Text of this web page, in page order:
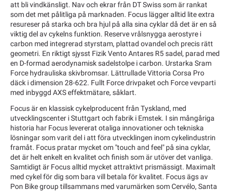
att bli vindkänsligt. Nav och ekrar från DT Swiss som är rankat
som det met pålitliga på marknaden. Focus lägger alltid lite extra
resureser på starka och bra hjul på alla sina cyklar då det är en så
viktig del av cykelns funktion. Reserve vrålsnygga aerostyre i
carbon med integrerad styrstam, plattad ovandel och precis rätt
geometri. En riktigt sjysst Fizik Vento Antares R5 sadel, parad med
en D-formad aerodynamisk sadelstolpe i carbon. Urstarka Sram
Force hydrauliska skivbromsar. Lättrullade Vittoria Corsa Pro
däck i dimension 28-622. Fullt Force drivpaket och Force vevparti
med inbyggd AXS effektmätare, såklart.
Focus är en klassisk cykelproducent från Tyskland, med
utvecklingscenter i Stuttgart och fabrik i Emstek. I sin mångåriga
historia har Focus levererat otaliga innovationer och tekniska
lösningar som varit del i att föra utvecklingen inom cykelindustrin
framåt. Focus pratar mycket om "touch and feel" på sina cyklar,
det är helt enkelt en kvalitet och finish som är utöver det vanliga.
Samtidigt är Focus alltid mycket attraktivt prismässigt. Maximalt
med cykel för dig som bara vill betala för kvalitet. Focus ägs av
Pon Bike group tillsammans med varumärken som Cervélo, Santa